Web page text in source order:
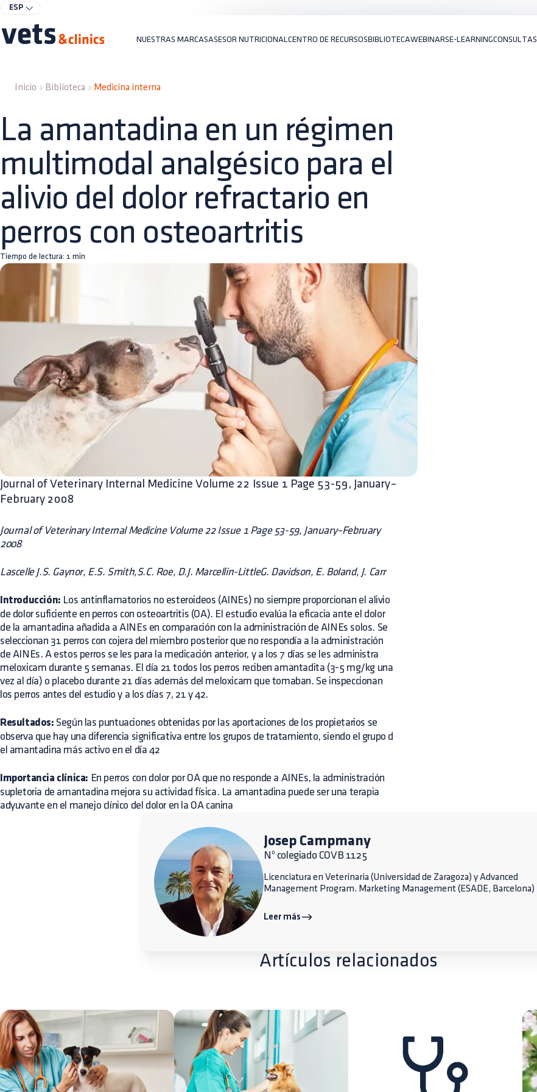
ESP
NUESTRAS MARCASASESOR NUTRICIONAL CENTRO DE RECURSOSBIBLIOTECAWEBINARSE-LEARNINGCONSULTAS
Inicio Biblioteca Medicina interna
La amantadina en un régimen
multimodal analgésico para el
alivio del dolor refractario en
perros con osteoartritis
Tiempo de lectura: 1 min
Journal of Veterinary Internal Medicine Volume 22 Issue 1 Page 53-59, January–
February 2008
Journal of Veterinary Internal Medicine Volume 22 Issue 1 Page 53-59, January–February
2008
Lascelle J.S. Gaynor, E.S. Smith,S.C. Roe, D.J. Marcellin-LittleG. Davidson, E. Boland, J. Carr
Introducción: Los antinflamatorios no esteroideos (AINEs) no siempre proporcionan el alivio
de dolor suficiente en perros con osteoartritis (OA). El estudio evalúa la eficacia ante el dolor
de la amantadina añadida a AINEs en comparación con la administración de AINEs solos. Se
seleccionan 31 perros con cojera del miembro posterior que no respondía a la administración
de AINEs. A estos perros se les para la medicación anterior, y a los 7 días se les administra
meloxicam durante 5 semanas. El día 21 todos los perros reciben amantadita (3-5 mg/kg una
vez al día) o placebo durante 21 días además del meloxicam que tomaban. Se inspeccionan
los perros antes del estudio y a los días 7, 21 y 42.
Resultados: Según las puntuaciones obtenidas por las aportaciones de los propietarios se
observa que hay una diferencia significativa entre los grupos de tratamiento, siendo el grupo d
el amantadina más activo en el día 42
Importancia clínica: En perros con dolor por OA que no responde a AINEs, la administración
supletoria de amantadina mejora su actividad física. La amantadina puede ser una terapia
adyuvante en el manejo clínico del dolor en la OA canina
Josep Campmany
Nº colegiado COVB 1125
Licenciatura en Veterinaria (Universidad de Zaragoza) y Advanced
Management Program. Marketing Management (ESADE, Barcelona)
Leer más
Artículos relacionados